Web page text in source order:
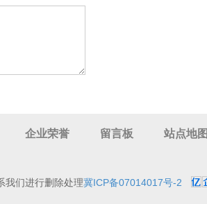
企业荣誉 留言板 站点地图
我们进行删除处理冀ICP备07014017号-2